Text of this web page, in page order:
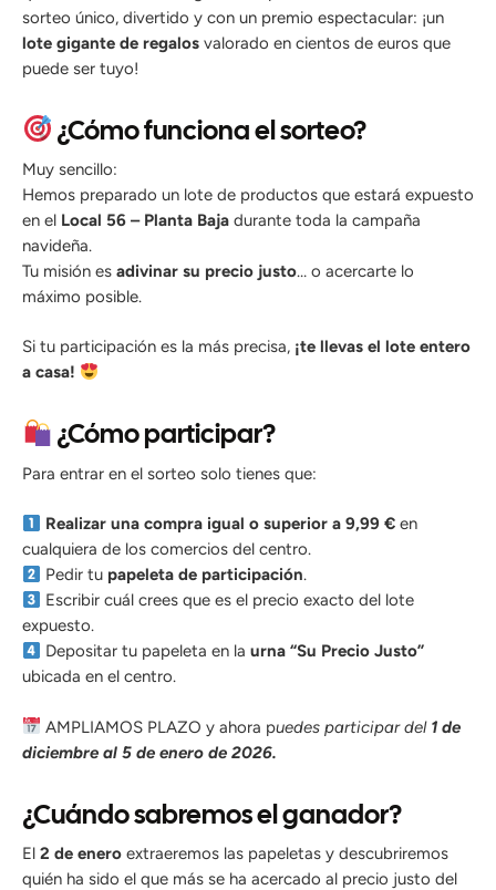
sorteo único, divertido y con un premio espectacular: ¡un
lote gigante de regalos valorado en cientos de euros que
puede ser tuyo!
¿Cómo funciona el sorteo?
Muy sencillo:
Hemos preparado un lote de productos que estará expuesto
en el Local 56 – Planta Baja durante toda la campaña
navideña.
Tu misión es adivinar su precio justo… o acercarte lo
máximo posible.
Si tu participación es la más precisa, ¡te llevas el lote entero
a casa!
¿Cómo participar?
Para entrar en el sorteo solo tienes que:
Realizar una compra igual o superior a 9,99 € en
cualquiera de los comercios del centro.
Pedir tu papeleta de participación.
Escribir cuál crees que es el precio exacto del lote
expuesto.
Depositar tu papeleta en laurna “Su Precio Justo”
ubicada en el centro.
AMPLIAMOS PLAZO y ahora puedes participar del 1 de
diciembre al 5 de enero de 2026.
¿Cuándo sabremos el ganador?
El 2 de enero extraeremos las papeletas y descubriremos
quién ha sido el que más se ha acercado al precio justo del